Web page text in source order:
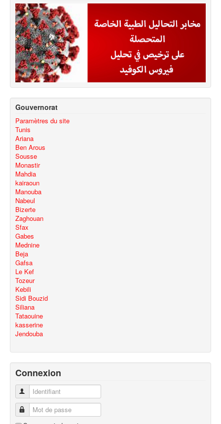
Gouvernorat
Paramètres du site
Tunis
Ariana
Ben Arous
Sousse
Monastir
Mahdia
kairaoun
Manouba
Nabeul
Bizerte
Zaghouan
Sfax
Gabes
Mednine
Beja
Gafsa
Le Kef
Tozeur
Kebili
Sidi Bouzid
Siliana
Tataouine
kasserine
Jendouba
Connexion
Identifiant
Mot de passe